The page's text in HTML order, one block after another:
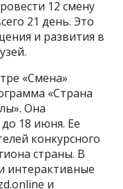
12 смену
21 день. Это
и развития в
«Смена»
«Страна
Она
18 июня. Ее
конкурсного
страны. В
интерактивные
и